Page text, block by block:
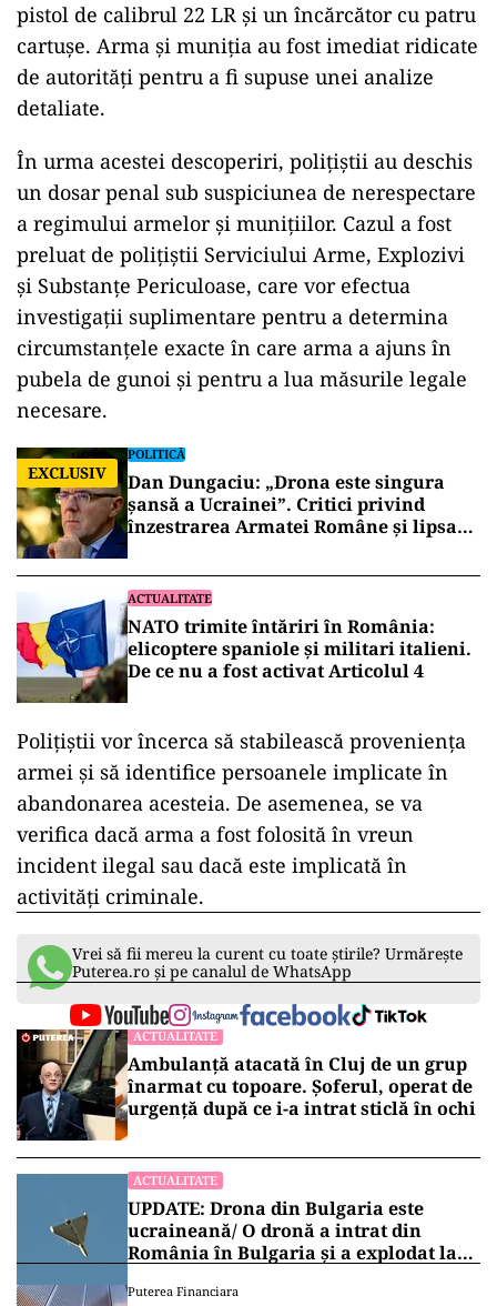
pistol de calibrul 22 LR și un încărcător cu patru
cartușe. Arma și muniția au fost imediat ridicate
de autorități pentru a fi supuse unei analize
detaliate.
În urma acestei descoperiri, polițiștii au deschis
un dosar penal sub suspiciunea de nerespectare
a regimului armelor și munițiilor. Cazul a fost
preluat de polițiștii Serviciului Arme, Explozivi
și Substanțe Periculoase, care vor efectua
investigații suplimentare pentru a determina
circumstanțele exacte în care arma a ajuns în
pubela de gunoi și pentru a lua măsurile legale
necesare.
EXCLUSIV
POLITICĂ
Dan Dungaciu: „Drona este singura
șansă a Ucrainei”. Critici privind
înzestrarea Armatei Române și lipsa
Constanța
ACTUALITATE
NATO trimite întăriri în România:
elicoptere spaniole și militari italieni.
De ce nu a fost activat Articolul 4
Polițiștii vor încerca să stabilească proveniența
armei și să identifice persoanele implicate în
abandonarea acesteia. De asemenea, se va
verifica dacă arma a fost folosită în vreun
incident ilegal sau dacă este implicată în
activități criminale.
Vrei să fii mereu la curent cu toate știrile? Urmărește
Puterea.ro și pe canalul de WhatsApp
ACTUALITATE
Ambulanță atacată în Cluj de un grup
înarmat cu topoare. Șoferul, operat de
urgență după ce i-a intrat sticlă în ochi
ACTUALITATE
UPDATE: Drona din Bulgaria este
ucraineană/ O dronă a intrat din
România în Bulgaria şi a explodat la
Puterea Financiara